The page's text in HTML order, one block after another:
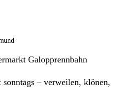
Galopprennbahn
– verweilen, klönen,